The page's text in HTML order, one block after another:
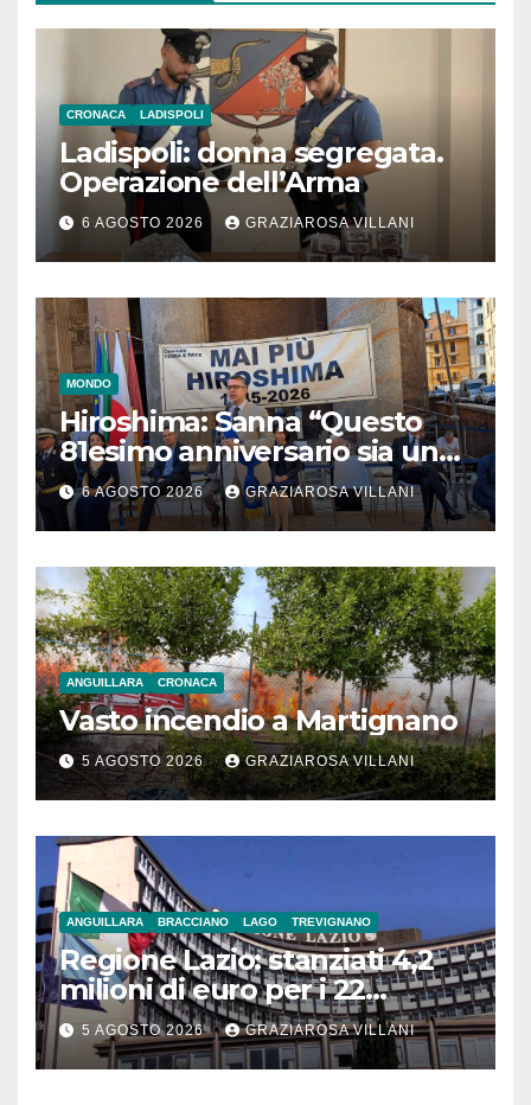
CRONACA LADISPOLI
Ladispoli: donna segregata.
Operazione dell’Arma
6 AGOSTO 2026 GRAZIAROSA VILLANI
MONDO
Hiroshima: Sanna “Questo
81esimo anniversario sia un
monito per tutti”
6 AGOSTO 2026 GRAZIAROSA VILLANI
ANGUILLARA CRONACA
Vasto incendio a Martignano
5 AGOSTO 2026 GRAZIAROSA VILLANI
ANGUILLARA BRACCIANO LAGO TREVIGNANO
Regione Lazio: stanziati 4,2
milioni di euro per i 22
Comuni dell’Etruria
Meridionale
5 AGOSTO 2026 GRAZIAROSA VILLANI